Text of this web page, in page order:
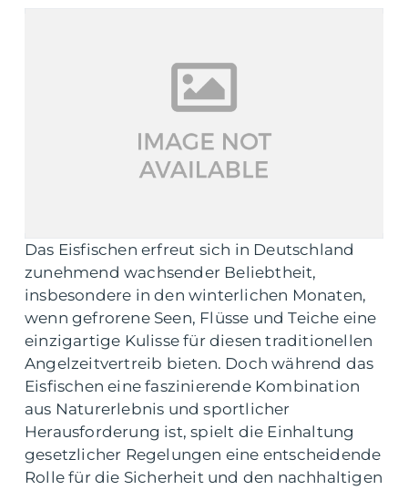
Das Eisfischen erfreut sich in Deutschland
zunehmend wachsender Beliebtheit,
insbesondere in den winterlichen Monaten,
wenn gefrorene Seen, Flüsse und Teiche eine
einzigartige Kulisse für diesen traditionellen
Angelzeitvertreib bieten. Doch während das
Eisfischen eine faszinierende Kombination
aus Naturerlebnis und sportlicher
Herausforderung ist, spielt die Einhaltung
gesetzlicher Regelungen eine entscheidende
Rolle für die Sicherheit und den nachhaltigen